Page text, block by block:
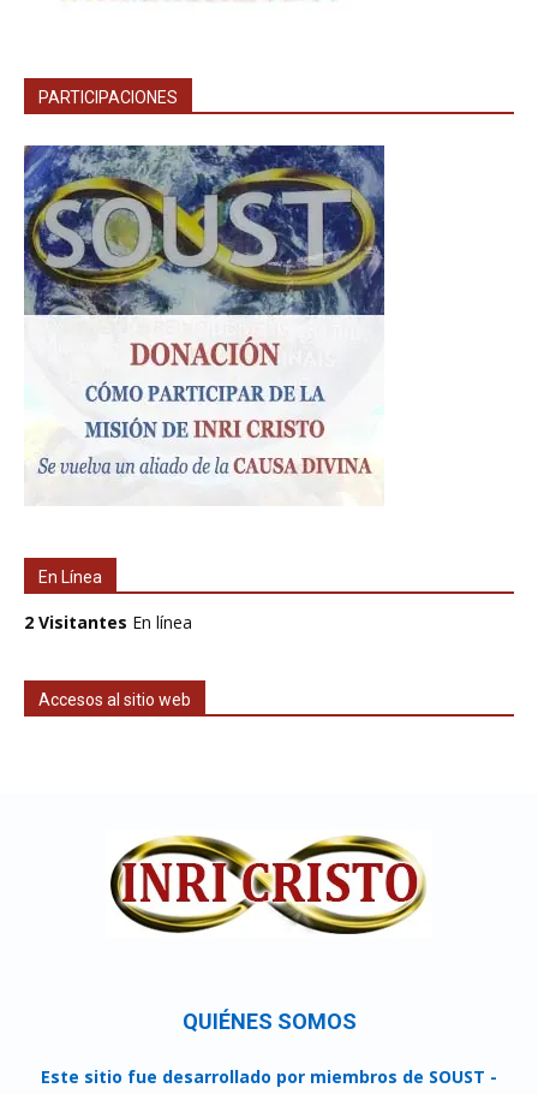
PARTICIPACIONES
En Línea
2 Visitantes En línea
Accesos al sitio web
QUIÉNES SOMOS
Este sitio fue desarrollado por miembros de SOUST -